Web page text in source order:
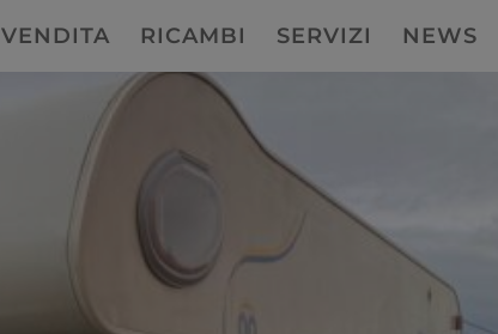
VENDITA RICAMBI SERVIZI NEWS